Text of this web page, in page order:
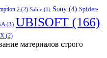
2 (2) Sable (1) Sony (4) Spider-
(3) UBISOFT (166)
(2)
материалов строго